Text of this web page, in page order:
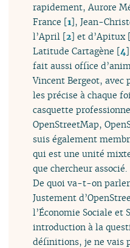
rapidement, Aurore
France [1], Jean-
l’April [2] et d’Apitux
Latitude Cartagène [4]
fait aussi office
Vincent Bergeot, avec
les précise à chaque
casquette
OpenStreetMap,
suis également
qui est une unité
que chercheur associé.
De quoi va-t-on
Justement
l’Économie Sociale et
introduction à la
définitions, je ne vais